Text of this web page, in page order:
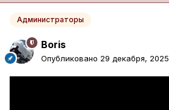
Администраторы
Boris
Опубликовано 29 декабря, 2025